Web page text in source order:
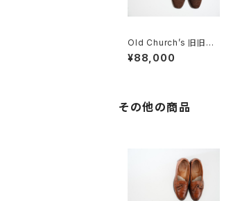
Old Church’s 旧旧チ
ャーチ 二都市 Buck 8
5D
¥88,000
その他の商品